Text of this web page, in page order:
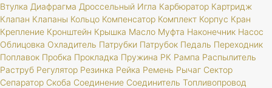
Втулка Диафрагма Дроссельный Игла Карбюратор Картридж
Клапан Клапаны Кольцо Компенсатор Комплект Корпус Кран
Крепление Кронштейн Крышка Масло Муфта Наконечник Насос
Облицовка Охладитель Патрубки Патрубок Педаль Переходник
Поплавок Пробка Прокладка Пружина РК Рампа Распылитель
Раструб Регулятор Резинка Рейка Ремень Рычаг Сектор
Сепаратор Скоба Соединение Соединитель Топливопровод